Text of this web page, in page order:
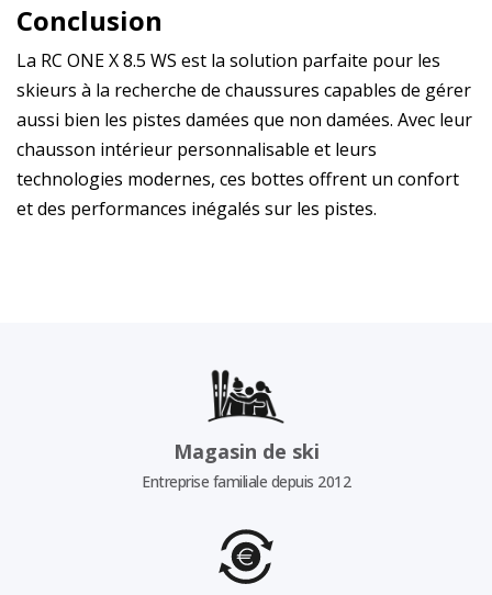
Conclusion
La RC ONE X 8.5 WS est la solution parfaite pour les
skieurs à la recherche de chaussures capables de gérer
aussi bien les pistes damées que non damées. Avec leur
chausson intérieur personnalisable et leurs
technologies modernes, ces bottes offrent un confort
et des performances inégalés sur les pistes.
Magasin de ski
Entreprise familiale depuis 2012